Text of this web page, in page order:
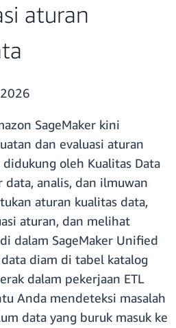
aturan
SageMaker kini
dan evaluasi aturan
oleh Kualitas Data
data, analis, dan ilmuwan
aturan kualitas data,
aturan, dan melihat
dalam SageMaker Unified
diam di tabel katalog
dalam pekerjaan ETL
Anda mendeteksi masalah
data yang buruk masuk ke